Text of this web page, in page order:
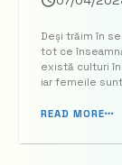
Deși trăim în
tot ce
există culturi
iar femeile
alta, o femeie
READ MORE